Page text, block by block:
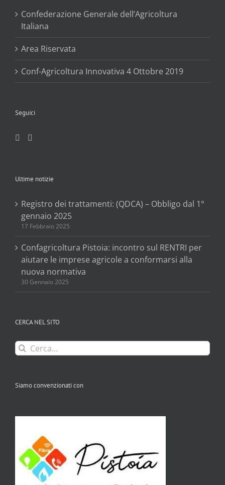
Confederazione Generale dell’Agricoltura
Italiana
Area Riservata
Conf-Agricoltura Innovativa 4 Ottobre 2019
Seguici
Ultime notizie
Registro dei trattamenti: (QDCA) – Obbligo dal 1°
gennaio 2025
17 Febbraio 2025
Confagricoltura Pistoia: incontro sul RENTRI per
aiutare le imprese agricole a conformarsi alla
nuova normativa
30 Gennaio 2025
CERCA NEL SITO
Cerca
per:
Siamo convenzionati con